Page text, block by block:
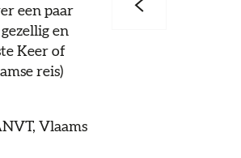
een paar
en
Keer of
reis)
Vlaams